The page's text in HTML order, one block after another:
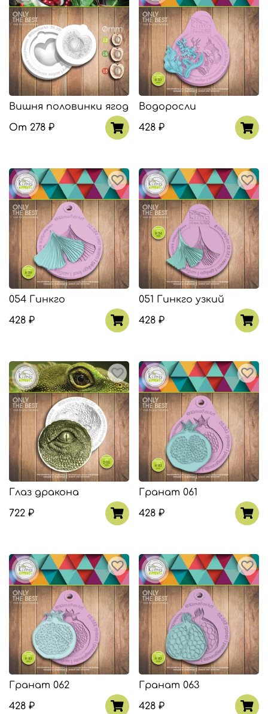
Вишня половинки ягод
От 278 ₽
Водоросли
428 ₽
054 Гинкго
428 ₽
051 Гинкго узкий
428 ₽
Глаз дракона
722 ₽
Гранат 061
428 ₽
Гранат 062
428 ₽
Гранат 063
428 ₽